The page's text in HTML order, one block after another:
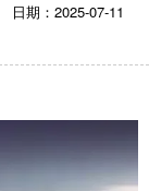
日期：2025-07-11